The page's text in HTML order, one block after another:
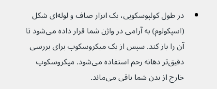
در طول کولپوسکوپی، یک ابزار صاف و لوله‌ای شکل
(اسپکولوم) به آرامی در واژن شما قرار داده می‌شود تا
آن را باز کند. سپس از یک میکروسکوپ برای بررسی
دقیق‌تر دهانه رحم استفاده می‌شود. میکروسکوپ
خارج از بدن شما باقی می‌ماند.